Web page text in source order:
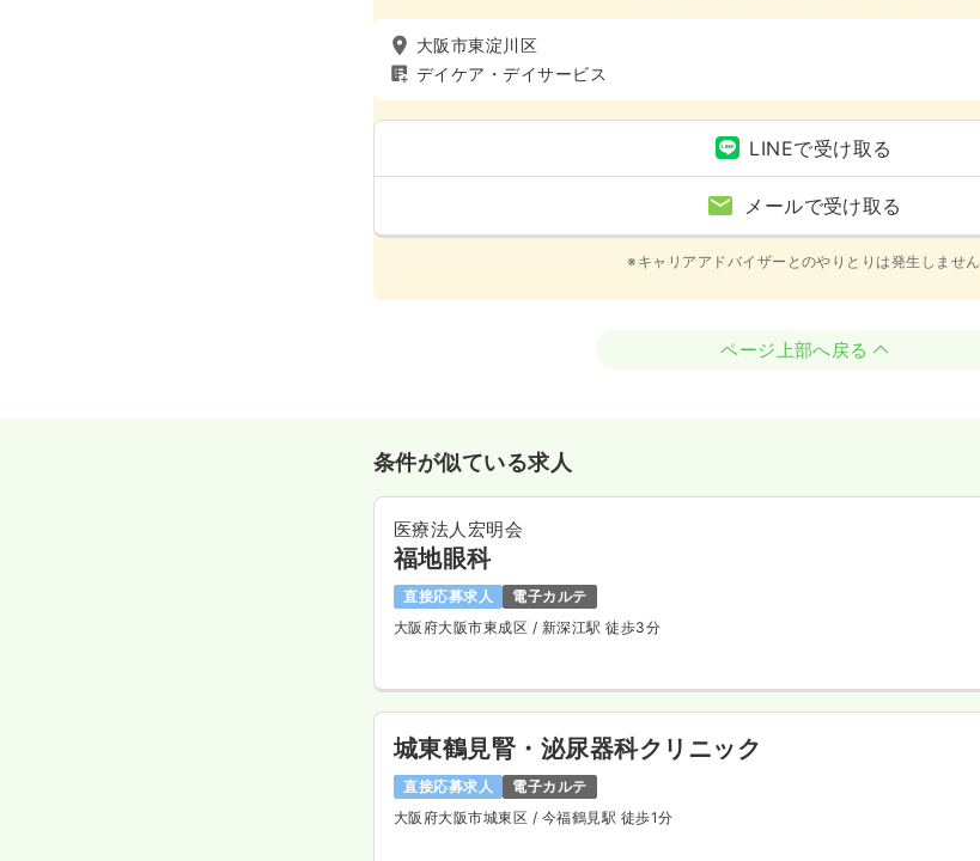
大阪市東淀川区
デイケア・デイサービス
LINEで受け取る
メールで受け取る
※キャリアアドバイザーとのやりとりは発生しません
ページ上部へ戻る
条件が似ている求人
医療法人宏明会
福地眼科
直接応募求人
電子カルテ
大阪府大阪市東成区 / 新深江駅 徒歩3分
城東鶴見腎・泌尿器科クリニック
直接応募求人
電子カルテ
大阪府大阪市城東区 / 今福鶴見駅 徒歩1分